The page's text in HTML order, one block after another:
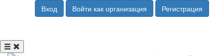
Вход Войти как организация Регистрация